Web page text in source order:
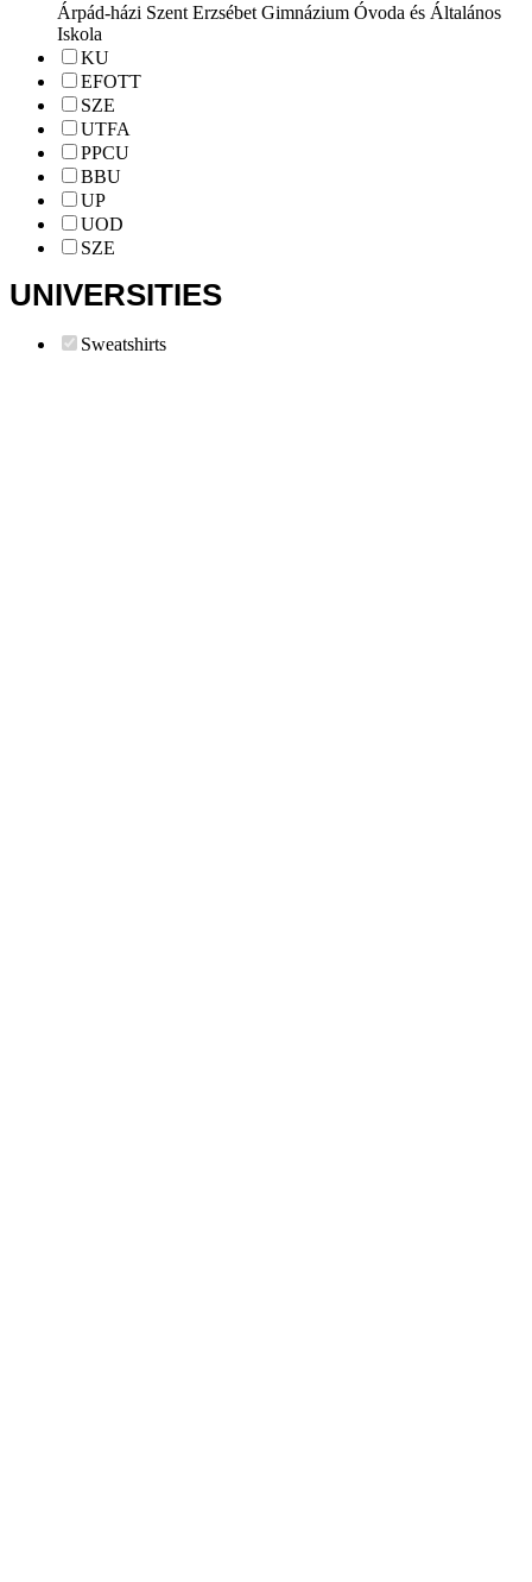
Árpád-házi Szent Erzsébet Gimnázium Óvoda és Általános
Iskola
KU
EFOTT
SZE
UTFA
PPCU
BBU
UP
UOD
SZE
Sweatshirts